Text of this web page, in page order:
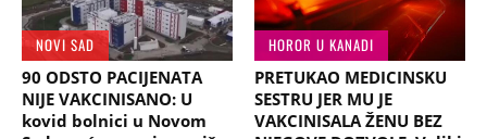
NOVI SAD
90 ODSTO PACIJENATA
NIJE VAKCINISANO: U
kovid bolnici u Novom
HOROR U KANADI
PRETUKAO MEDICINSKU
SESTRU JER MU JE
VAKCINISALA ŽENU BEZ